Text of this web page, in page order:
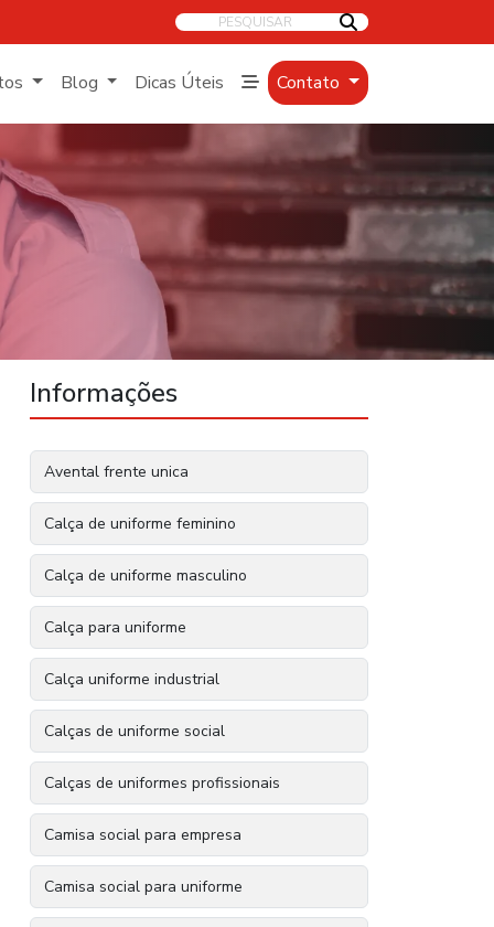
PESQUISAR
Blog Dicas Úteis Contato
Informações
Avental frente unica
Calça de uniforme feminino
Calça de uniforme masculino
Calça para uniforme
Calça uniforme industrial
Calças de uniforme social
Calças de uniformes profissionais
Camisa social para empresa
Camisa social para uniforme